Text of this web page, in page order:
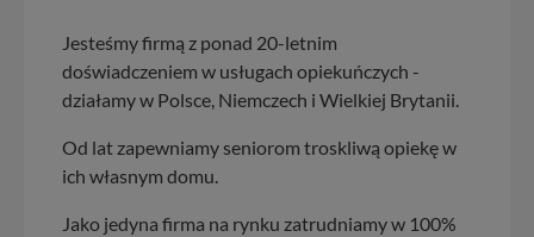
Jesteśmy firmą z ponad 20-letnim
doświadczeniem w usługach opiekuńczych -
działamy w Polsce, Niemczech i Wielkiej Brytanii.
Od lat zapewniamy seniorom troskliwą opiekę w
ich własnym domu.
Jako jedyna firma na rynku zatrudniamy w 100%